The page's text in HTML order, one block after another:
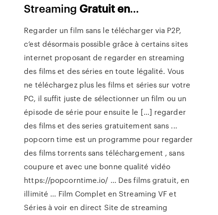
Streaming Gratuiten…
Regarder un film sans le télécharger via P2P,
c’est désormais possible grâce à certains sites
internet proposant de regarder en streaming
des films et des séries en toute légalité. Vous
ne téléchargez plus les films et séries sur votre
PC, il suffit juste de sélectionner un film ou un
épisode de série pour ensuite le […] regarder
des films et des series gratuitement sans ...
popcorn time est un programme pour regarder
des films torrents sans téléchargement , sans
coupure et avec une bonne qualité vidéo
https://popcorntime.io/ ... Des films gratuit, en
illimité ... Film Complet en Streaming VF et
Séries à voir en direct Site de streaming